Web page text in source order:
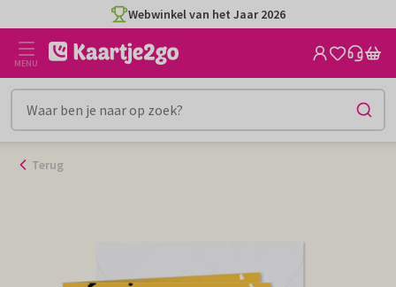
naar
inhoud
Webwinkel van het Jaar 2026
MENU
Terug